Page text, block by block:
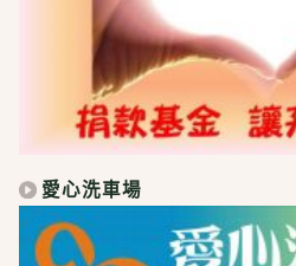
愛心洗車場